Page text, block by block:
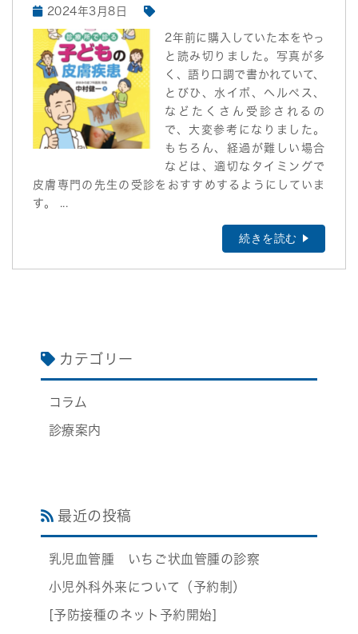
2024年3月8日
2年前に購入していた本をやっ
と読み切りました。写真が多
く、語り口調で書かれていて、
とびひ、水イボ、ヘルペス、
などたくさん受診されるの
で、大変参考になりました。
もちろん、経過が難しい場合
などは、適切なタイミングで
皮膚専門の先生の受診をおすすめするようにしていま
す。 ...
続きを読む
カテゴリー
コラム
診療案内
最近の投稿
乳児血管腫 いちご状血管腫の診察
小児外科外来について（予約制）
[予防接種のネット予約開始]